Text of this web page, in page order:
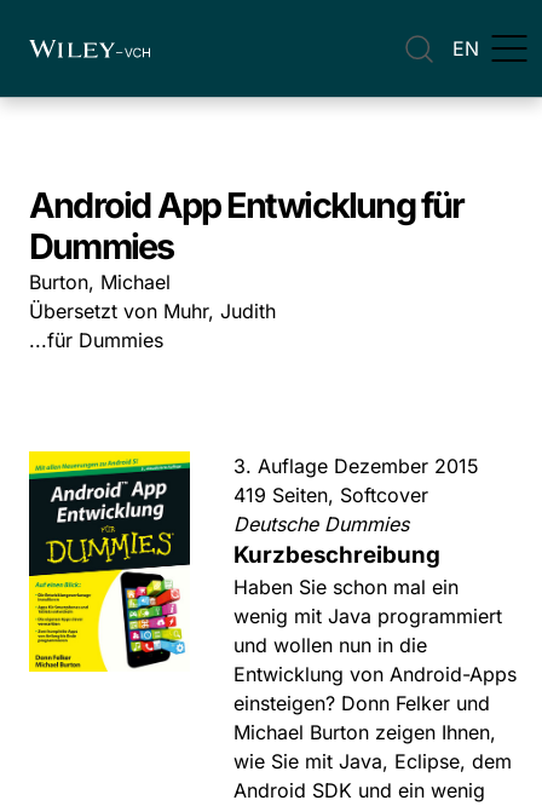
EN
Android App Entwicklung für
Dummies
Burton, Michael
Übersetzt von Muhr, Judith
...für Dummies
3. Auflage Dezember 2015
419 Seiten, Softcover
Deutsche Dummies
Kurzbeschreibung
Haben Sie schon mal ein
wenig mit Java programmiert
und wollen nun in die
Entwicklung von Android-Apps
einsteigen? Donn Felker und
Michael Burton zeigen Ihnen,
wie Sie mit Java, Eclipse, dem
Android SDK und ein wenig